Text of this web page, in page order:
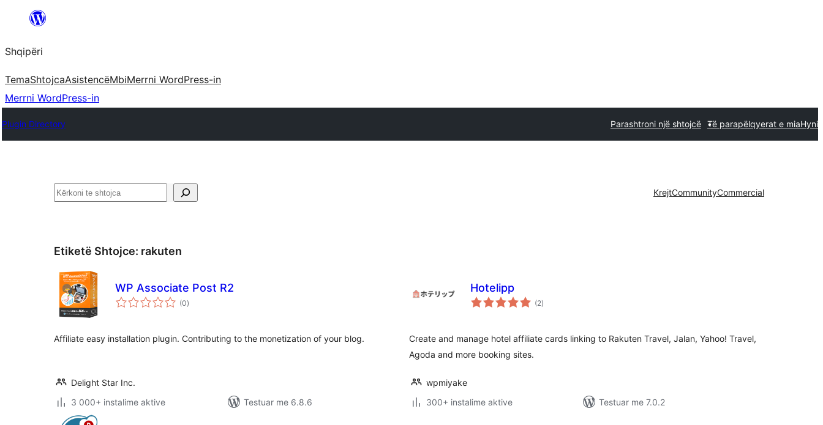
Hidhu
lënda
Shqipëri
TemaShtojcaAsistencëMbiMerrni WordPress-in
Merrni WordPress-in
Plugin Directory Parashtroni një shtojcë Të parapëlqyerat e miaHyni
Kërko KrejtCommunityCommercial
Etiketë Shtojce: rakuten
WP Associate Post R2
(0vlerësime
gjithsej
)
Affiliate easy installation plugin. Contributing to the monetization of your blog.
Delight Star Inc.
3 000+ instalime aktive
Testuar me 6.8.6
Hotelipp
(2vlerësime
gjithsej
)
Create and manage hotel affiliate cards linking to Rakuten Travel, Jalan, Yahoo! Travel,
Agoda and more booking sites.
wpmiyake
300+ instalime aktive
Testuar me 7.0.2